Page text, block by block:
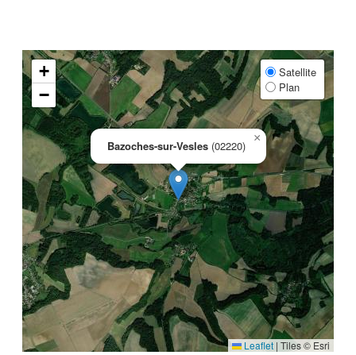
Bazoches-sur-Vesles (02220)
×
+
−
Satellite
Plan
Leaflet | Tiles © Esri